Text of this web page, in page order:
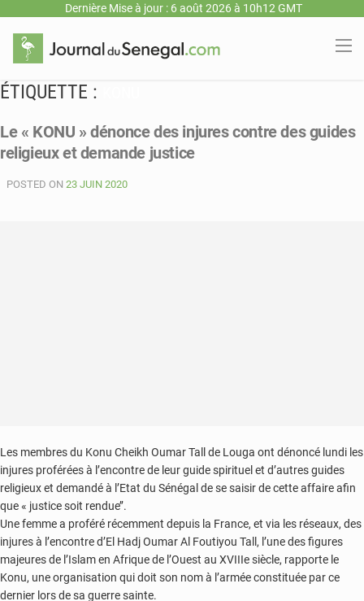
Dernière Mise à jour : 6 août 2026 à 10h12 GMT
ÉTIQUETTE :
Le « KONU » dénonce des injures contre des guides
religieux et demande justice
POSTED ON 23 JUIN 2020
Les membres du Konu Cheikh Oumar Tall de Louga ont dénoncé lundi les
injures proférées à l’encontre de leur guide spirituel et d’autres guides
religieux et demandé à l’Etat du Sénégal de se saisir de cette affaire afin
que « justice soit rendue’’.
Une femme a proféré récemment depuis la France, et via les réseaux, des
injures à l’encontre d’El Hadj Oumar Al Foutiyou Tall, l’une des figures
majeures de l’Islam en Afrique de l’Ouest au XVIIIe siècle, rapporte le
Konu, une organisation qui doit son nom à l’armée constituée par ce
dernier lors de sa guerre sainte.